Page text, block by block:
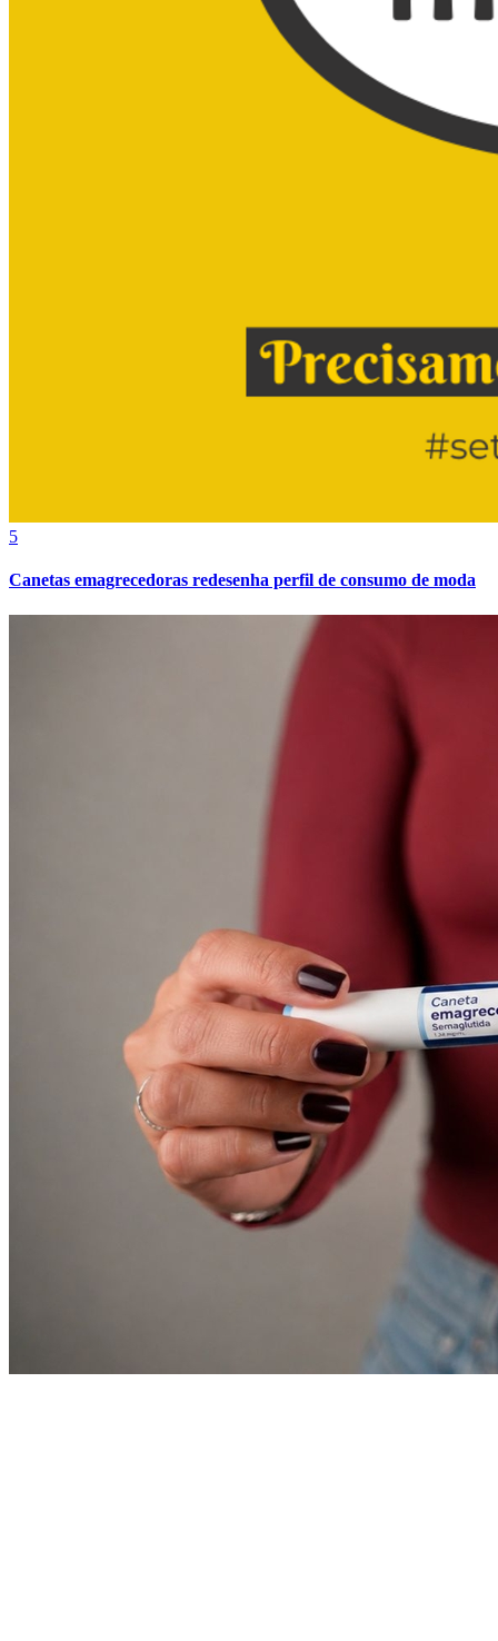
5
Canetas emagrecedoras redesenha perfil de consumo de moda